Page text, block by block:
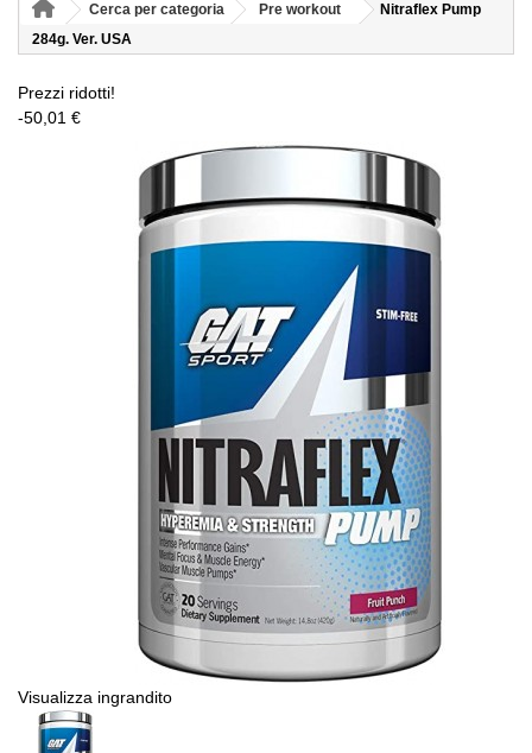
Cerca per categoria Pre workout
Nitraflex Pump
284g. Ver. USA
Prezzi ridotti!
-50,01 €
Visualizza ingrandito